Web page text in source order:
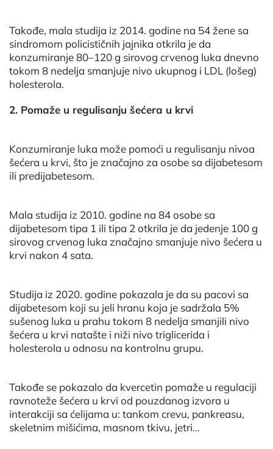
Takođe, mala studija iz 2014. godine na 54 žene sa
sindromom policističnih jajnika otkrila je da
konzumiranje 80–120 g sirovog crvenog luka dnevno
tokom 8 nedelja smanjuje nivo ukupnog i LDL (lošeg)
holesterola.
2. Pomaže u regulisanju šećera u krvi
Konzumiranje luka može pomoći u regulisanju nivoa
šećera u krvi, što je značajno za osobe sa dijabetesom
ili predijabetesom.
Mala studija iz 2010. godine na 84 osobe sa
dijabetesom tipa 1 ili tipa 2 otkrila je da jedenje 100 g
sirovog crvenog luka značajno smanjuje nivo šećera u
krvi nakon 4 sata.
Studija iz 2020. godine pokazala je da su pacovi sa
dijabetesom koji su jeli hranu koja je sadržala 5%
sušenog luka u prahu tokom 8 nedelja smanjili nivo
šećera u krvi natašte i niži nivo triglicerida i
holesterola u odnosu na kontrolnu grupu.
Takođe se pokazalo da kvercetin pomaže u regulaciji
ravnoteže šećera u krvi od pouzdanog izvora u
interakciji sa ćelijama u: tankom crevu, pankreasu,
skeletnim mišićima, masnom tkivu, jetri...